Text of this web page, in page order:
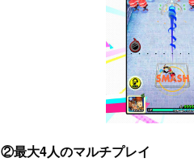
②最大4人のマルチプレイ